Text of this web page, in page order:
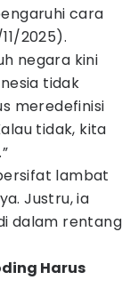
cara
2025).
negara kini
tidak
meredefinisi
tidak, kita
lambat
Justru, ia
dalam rentang
Harus